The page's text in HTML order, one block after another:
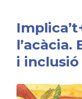
l’acàcia.
i